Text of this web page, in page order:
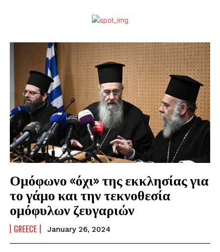
Ομόφωνο «όχι» της εκκλησίας για
το γάμο και την τεκνοθεσία
ομόφυλων ζευγαριών
GREECE January 26, 2024